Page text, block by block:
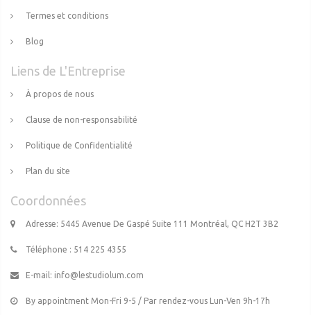
Termes et conditions
Blog
Liens de L'Entreprise
À propos de nous
Clause de non-responsabilité
Politique de Confidentialité
Plan du site
Coordonnées
Adresse: 5445 Avenue De Gaspé Suite 111 Montréal, QC H2T 3B2
Téléphone : 514 225 4355
E-mail: info@lestudiolum.com
By appointment Mon-Fri 9-5 / Par rendez-vous Lun-Ven 9h-17h